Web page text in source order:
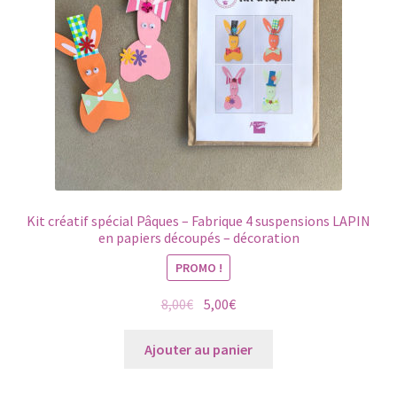
Kit créatif spécial Pâques – Fabrique 4 suspensions LAPIN
en papiers découpés – décoration
PROMO !
8,00€ Le
initial
5,00€Le
actuel
Ajouter au panier